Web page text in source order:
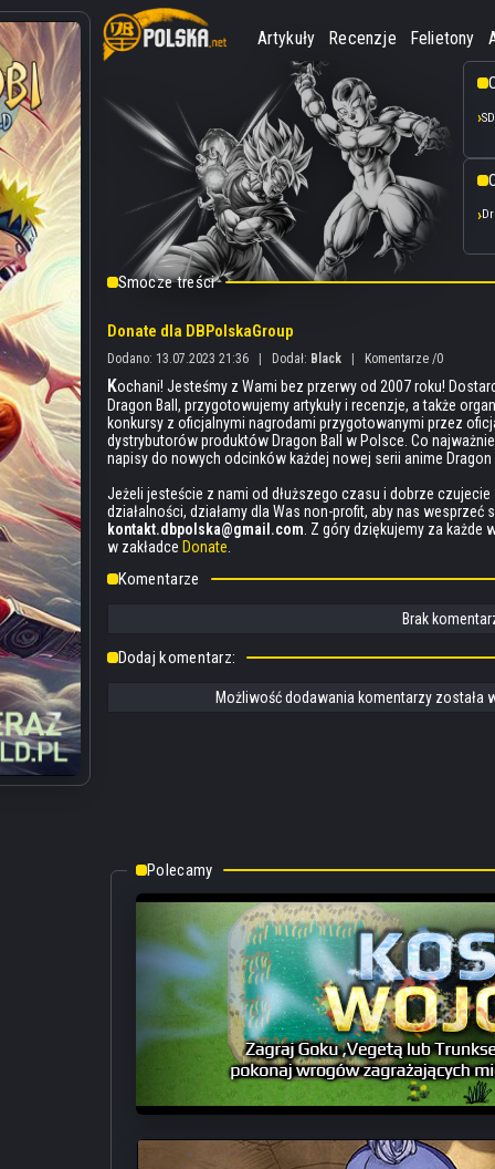
Artykuły Recenzje Felietony
Smocze treści
Donate dla DBPolskaGroup
Dodano: 13.07.2023 21:36 | Dodał: Black | Komentarze /0
Kochani! Jesteśmy z Wami bez przerwy od 2007 roku!
Dragon Ball, przygotowujemy artykuły i recenzje, a także
konkursy z oficjalnymi nagrodami przygotowanymi przez
dystrybutorów produktów Dragon Ball w Polsce. Co
napisy do nowych odcinków każdej nowej serii anime Dragon
Jeżeli jesteście z nami od dłuższego czasu i dobrze
działalności, działamy dla Was non-profit, aby nas
kontakt.dbpolska@gmail.com . Z góry dziękujemy za
w zakładce Donate
Komentarze
Brak
Dodaj komentarz:
Możliwość dodawania komentarzy została
Polecamy